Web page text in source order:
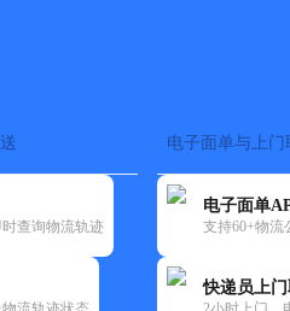
查询物流轨迹
电子面单与上门
电子面单
支持60+物流
快递员上
快运大全 快递时效